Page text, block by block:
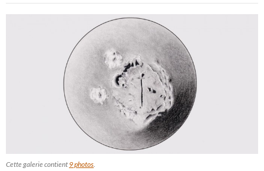
Cette galerie contient 9 photos